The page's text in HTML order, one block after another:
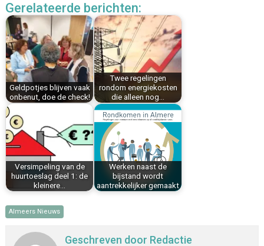
e
b
o
o
k
t
e
r
e
s
t
k
e
d
I
n
i
l
t
s
A
p
p
e
n
Gerelateerde berichten:
Geldpotjes blijven vaak
onbenut, doe de check!
Twee regelingen
rondom energiekosten
die alleen nog…
Versimpeling van de
huurtoeslag deel 1: de
kleinere…
Werken naast de
bijstand wordt
aantrekkelijker gemaakt
Almeers Nieuws
Geschreven door Redactie